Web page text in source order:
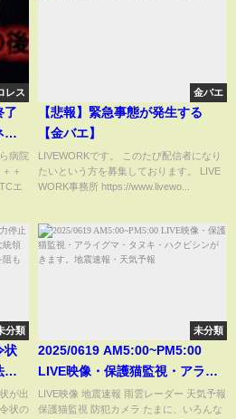
レス
了
川
か
病院
＋
エ
金バエ
【悲報】緊急事態が発生する
【金バエ】
LIVEWORKです。 このたび配信者になり
たいという方を募集しております。 LIVE
WORK事務所 https://www.livewo...
分類
状
裁
前
ス
が出
状の
未分類
2025/0619 AM5:00~PM5:00
LIVE映像・保護猫監視・アライ
グマ・タヌキ・ハクビシンがき
ます。地震速報・天気予報
LIVE映像 地震速報 雨雲レーダー 天気予報
保護猫監視 防犯カメラ たまに、いろんな